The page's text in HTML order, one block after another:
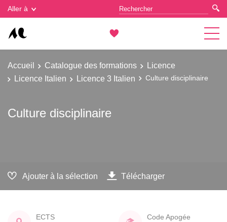
Aller à
Accueil Catalogue des formations
Licence
Licence Italien
Licence 3 Italien Culture disciplinaire
Culture disciplinaire
Ajouter à la sélection Télécharger
ECTS
Code Apogée
Gestion des cookies